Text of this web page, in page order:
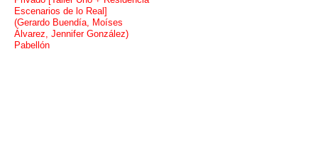
Escenarios de lo Real]
(Gerardo Buendía, Moíses
Álvarez, Jennifer González)
Pabellón